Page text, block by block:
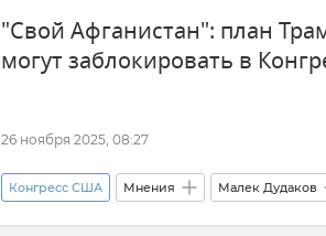
"Свой Афганистан": план
могут заблокировать в
26 ноября 2025, 08:27
Конгресс США Мнения Малек Дудаков
Украина